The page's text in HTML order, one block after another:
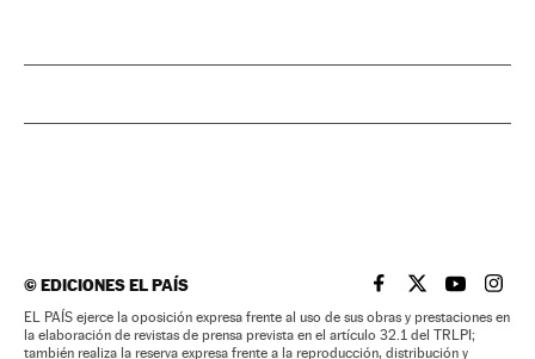
©EDICIONES EL PAÍS EL PAÍS BRASIL EN
EL PAÍSEL PAÍS
EL
EL PAÍS ejerce la oposición expresa frente al uso de sus obras y prestaciones en
la elaboración de revistas de prensa prevista en el artículo 32.1 del TRLPI;
también realiza la reserva expresa frente a la reproducción, distribución y